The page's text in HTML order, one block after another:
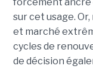
sur cet usage.
et marché
cycles de
de décision